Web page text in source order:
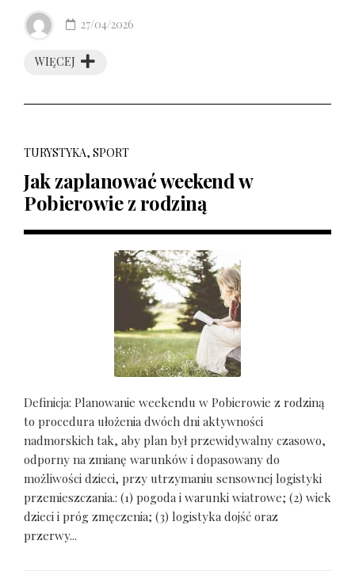
WIĘCEJ
27/04/2026
TURYSTYKA, SPORT
Jak zaplanować weekend w
Pobierowie z rodziną
Definicja: Planowanie weekendu w Pobierowie z rodziną
to procedura ułożenia dwóch dni aktywności
nadmorskich tak, aby plan był przewidywalny czasowo,
odporny na zmianę warunków i dopasowany do
możliwości dzieci, przy utrzymaniu sensownej logistyki
przemieszczania.: (1) pogoda i warunki wiatrowe; (2) wiek
dzieci i próg zmęczenia; (3) logistyka dojść oraz
przerwy...